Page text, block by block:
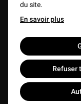
du site.
En savoir plus
Refuser
Jouer la vidéo